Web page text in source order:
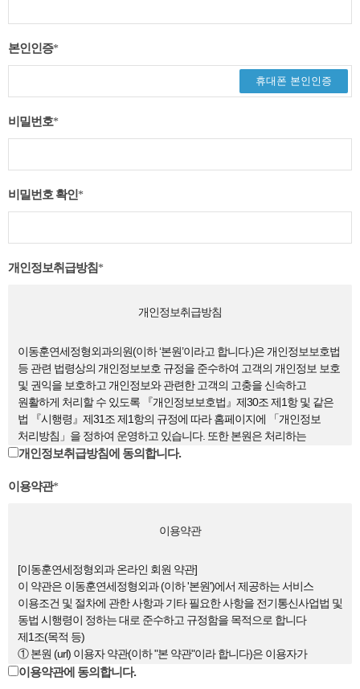
본인인증*
휴대폰 본인인증
비밀번호*
비밀번호 확인*
개인정보취급방침*
개인정보취급방침
이동훈연세정형외과의원(이하 ‘본원’이라고 합니다.)은 개인정보보호법
등 관련 법령상의 개인정보보호 규정을 준수하여 고객의 개인정보 보호
및 권익을 보호하고 개인정보와 관련한 고객의 고충을 신속하고
원활하게 처리할 수 있도록 『개인정보보호법』제30조 제1항 및 같은
법 『시행령』제31조 제1항의 규정에 따라 홈페이지에 「개인정보
처리방침」을 정하여 운영하고 있습니다. 또한 본원은 처리하는
개인정보가 개인정보의 처리 목적에 필요한 최소한의 정보임을
사이트에 적용됨을 알려드립니다.
제3조 처리하는 개인정보의 항목
제5조 개인정보처리의 위탁
제6조 정보주체와 법정대리인의 권리·의무 및 그 행사방법
제7조 개인정보의 파기
제8조 개인정보의 안전성 확보조치
제9조 개인정보 보호책임자
제10조 개인정보의 열람청구를 접수·처리하는 부서
제11조 정보주체의 권익침해에 대한 구제방법
개인정보취급방침에 동의합니다.
이용약관*
이용약관
[이동훈연세정형외과 온라인 회원 약관]
이 약관은 이동훈연세정형외과 (이하 '본원')에서 제공하는 서비스
이용조건 및 절차에 관한 사항과 기타 필요한 사항을 전기통신사업법 및
동법 시행령이 정하는 대로 준수하고 규정함을 목적으로 합니다
제1조(목적 등)
① 본원 (url) 이용자 약관(이하 "본 약관"이라 합니다)은 이용자가
본원에서 제공하는 인터넷 관련 서비스(이하 "서비스"라 합니다)를
이용약관에 동의합니다.